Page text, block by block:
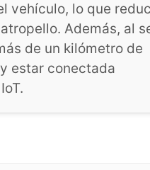
vehículo, lo que
Además, al
de un kilómetro de
estar conectada